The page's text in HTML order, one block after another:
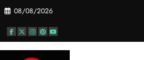
08/08/2026